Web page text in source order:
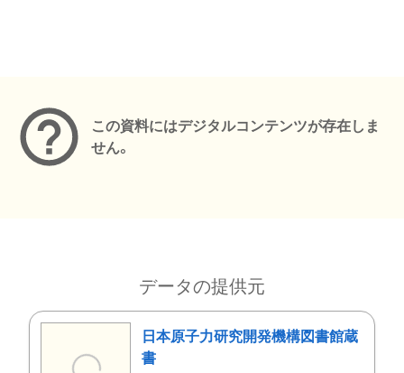
この資料にはデジタルコンテンツが存在しま
せん。
データの提供元
日本原子力研究開発機構図書館蔵
書